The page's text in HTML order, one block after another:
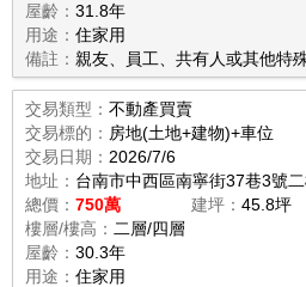
屋齡： 31.8年
用途： 住家用
備註： 親友、員工、共有人或其他特
交易類型： 不動產買賣
交易標的： 房地(土地+建物)+車位
交易日期： 2026/7/6
地址： 台南市中西區南寧街37巷3號
總價： 750萬 建坪： 45.8坪
樓層/樓高： 二層/四層
屋齡： 30.3年
用途： 住家用